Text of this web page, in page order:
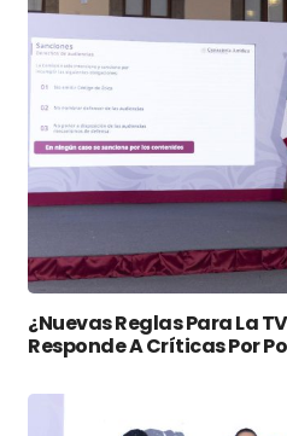
¿Nuevas Reglas Para La
Responde A Críticas Por